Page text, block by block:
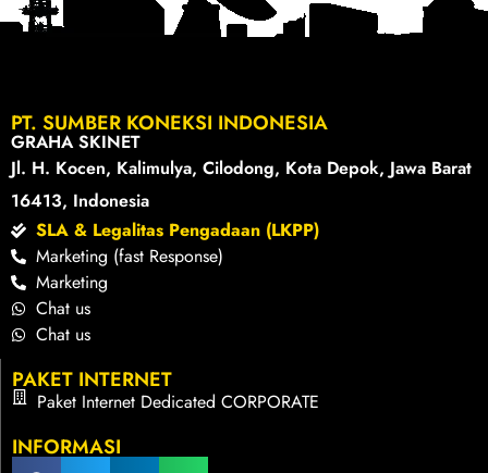
PT. SUMBER KONEKSI INDONESIA
GRAHA SKINET
Jl. H. Kocen, Kalimulya, Cilodong, Kota Depok, Jawa Barat
16413, Indonesia
SLA & Legalitas Pengadaan (LKPP)
Marketing (fast Response)
Marketing
Chat us
Chat us
PAKET INTERNET
Paket Internet Dedicated CORPORATE
INFORMASI